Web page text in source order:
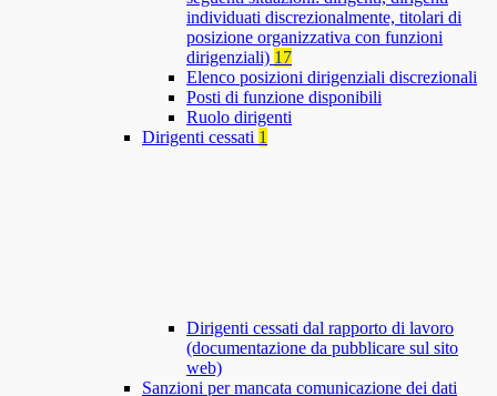
individuati discrezionalmente, titolari di
posizione organizzativa con funzioni
dirigenziali) 17
Elenco posizioni dirigenziali discrezionali
Posti di funzione disponibili
Ruolo dirigenti
Dirigenti cessati 1
Dirigenti cessati dal rapporto di lavoro
(documentazione da pubblicare sul sito
web)
Sanzioni per mancata comunicazione dei dati